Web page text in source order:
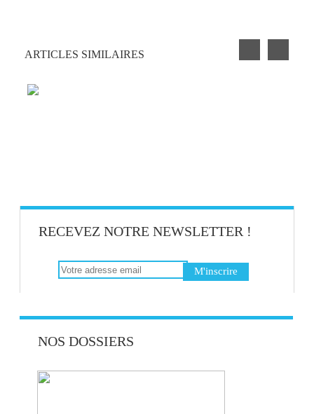
ARTICLES SIMILAIRES
PHOTO ANACT
RECEVEZ NOTRE NEWSLETTER !
NOS DOSSIERS